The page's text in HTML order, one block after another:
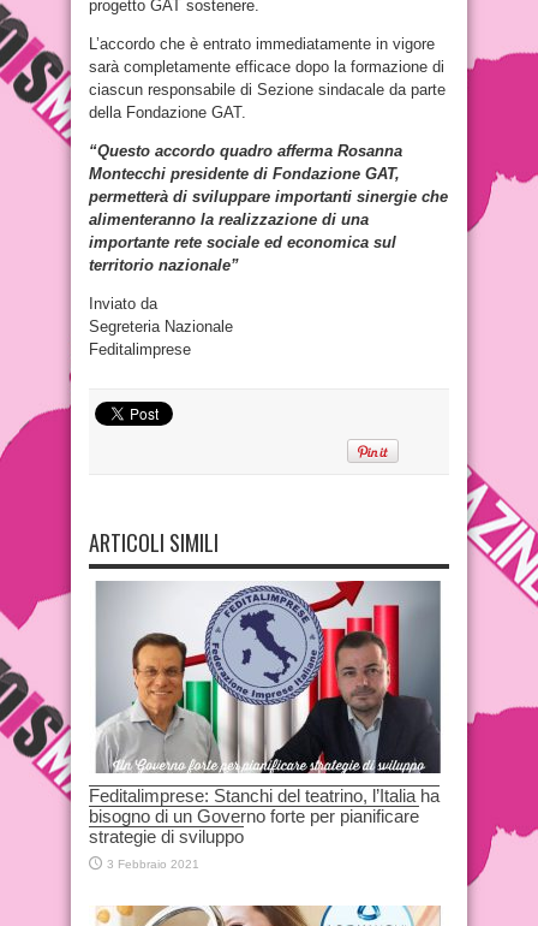
progetto GAT sostenere.
L’accordo che è entrato immediatamente in vigore
sarà completamente efficace dopo la formazione di
ciascun responsabile di Sezione sindacale da parte
della Fondazione GAT.
“Questo accordo quadro afferma Rosanna
Montecchi presidente di Fondazione GAT,
permetterà di sviluppare importanti sinergie che
alimenteranno la realizzazione di una
importante rete sociale ed economica sul
territorio nazionale”
Inviato da
Segreteria Nazionale
Feditalimprese
ARTICOLI SIMILI
Feditalimprese: Stanchi del teatrino, l’Italia ha
bisogno di un Governo forte per pianificare
strategie di sviluppo
3 Febbraio 2021